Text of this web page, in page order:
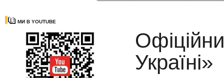
МИ В YOUTUBE
Україні»